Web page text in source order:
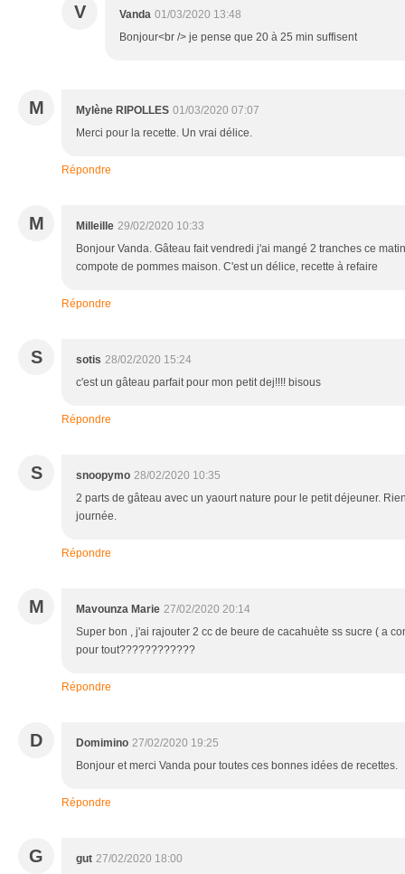
V Vanda 01/03/2020 13:48
Bonjour<br /> je pense que 20 à 25 min suffisent
M Mylène RIPOLLES 01/03/2020 07:07
Merci pour la recette. Un vrai délice.
Répondre
M Milleille 29/02/2020 10:33
Bonjour Vanda. Gâteau fait vendredi j'ai mangé 2 tranches ce
compote de pommes maison. C'est un délice, recette à refaire
Répondre
S sotis 28/02/2020 15:24
c'est un gâteau parfait pour mon petit dej!!!! bisous
Répondre
S snoopymo 28/02/2020 10:35
2 parts de gâteau avec un yaourt nature pour le petit déjeuner.
journée.
Répondre
M Mavounza Marie 27/02/2020 20:14
Super bon , j'ai rajouter 2 cc de beure de cacahuète ss sucre ( a
pour tout????????????
Répondre
D Domimino 27/02/2020 19:25
Bonjour et merci Vanda pour toutes ces bonnes idées de recettes.
Répondre
G gut 27/02/2020 18:00